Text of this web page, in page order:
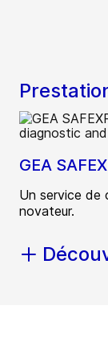
GEA
Un service de
novateur.